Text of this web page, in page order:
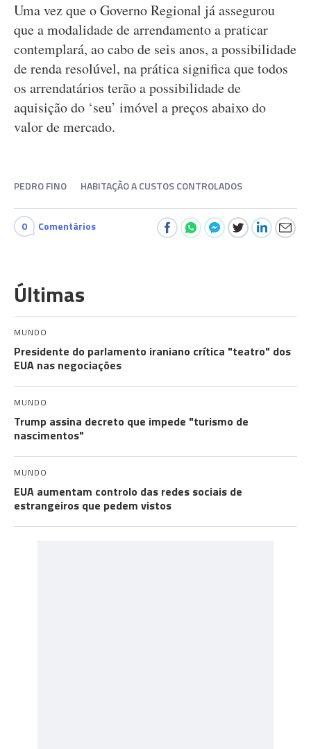
Uma vez que o Governo Regional já assegurou
que a modalidade de arrendamento a praticar
contemplará, ao cabo de seis anos, a possibilidade
de renda resolúvel, na prática significa que todos
os arrendatários terão a possibilidade de
aquisição do ‘seu’ imóvel a preços abaixo do
valor de mercado.
PEDRO FINO HABITAÇÃO A CUSTOS CONTROLADOS
0 Comentários
Últimas
MUNDO
Presidente do parlamento iraniano crítica "teatro" dos
EUA nas negociações
MUNDO
Trump assina decreto que impede "turismo de
nascimentos"
MUNDO
EUA aumentam controlo das redes sociais de
estrangeiros que pedem vistos